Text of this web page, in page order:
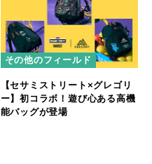
その他のフィールド
【セサミストリート×グレゴリ
ー】初コラボ！遊び心ある高機
能バッグが登場